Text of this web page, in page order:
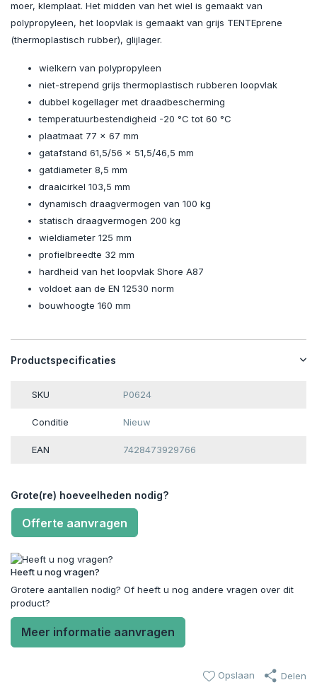
moer, klemplaat. Het midden van het wiel is gemaakt van
polypropyleen, het loopvlak is gemaakt van grijs TENTEprene
(thermoplastisch rubber), glijlager.
wielkern van polypropyleen
niet-strepend grijs thermoplastisch rubberen loopvlak
dubbel kogellager met draadbescherming
temperatuurbestendigheid -20 °C tot 60 °C
plaatmaat 77 x 67 mm
gatafstand 61,5/56 x 51,5/46,5 mm
gatdiameter 8,5 mm
draaicirkel 103,5 mm
dynamisch draagvermogen van 100 kg
statisch draagvermogen 200 kg
wieldiameter 125 mm
profielbreedte 32 mm
hardheid van het loopvlak Shore A87
voldoet aan de EN 12530 norm
bouwhoogte 160 mm
Productspecificaties
SKU P0624
Conditie Nieuw
EAN 7428473929766
Grote(re) hoeveelheden nodig?
Offerte aanvragen
Heeft u nog vragen?
Grotere aantallen nodig? Of heeft u nog andere vragen over dit
product?
Meer informatie aanvragen
Opslaan Delen